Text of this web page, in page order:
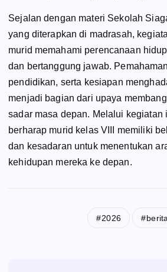
Sejalan dengan materi Sekolah
yang diterapkan di madrasah,
murid memahami perencanaan
dan bertanggung jawab.
pendidikan, serta kesiapan
menjadi bagian dari upaya
sadar masa depan. Melalui kegiatan
berharap murid kelas VIII memiliki
dan kesadaran untuk menentukan
kehidupan mereka ke depan.
2026